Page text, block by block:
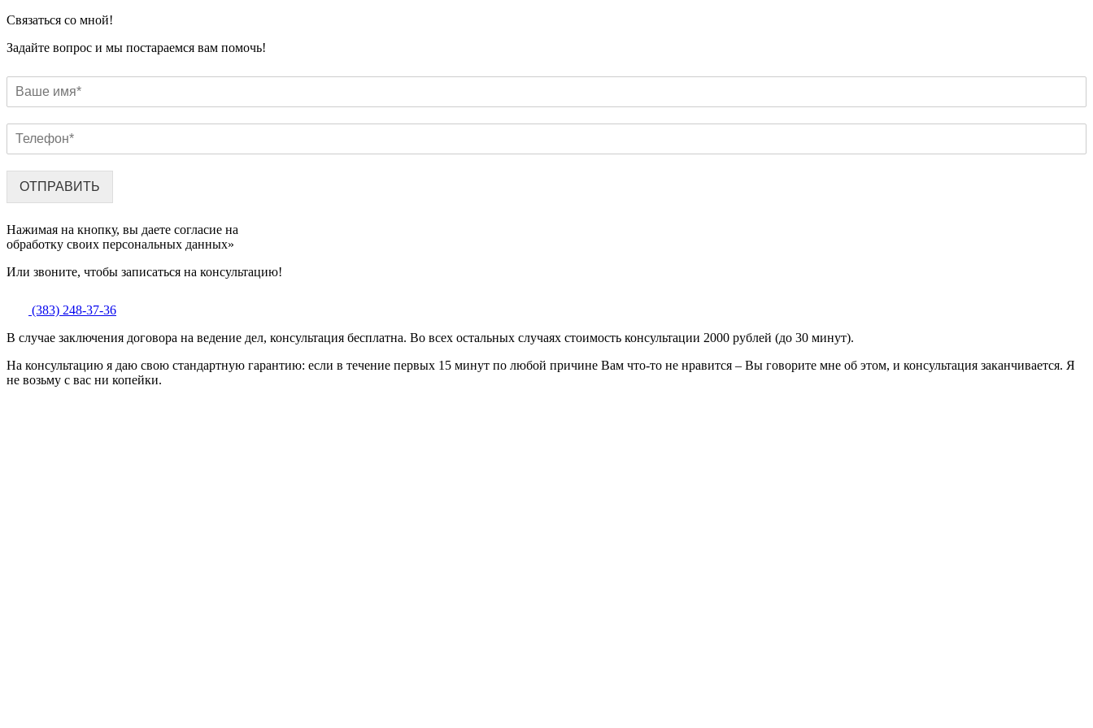
Связаться со мной!
Задайте вопрос и мы постараемся вам помочь!
ОТПРАВИТЬ
Нажимая на кнопку, вы даете согласие на
обработку своих персональных данных»
Или звоните, чтобы записаться на консультацию!
(383) 248-37-36
В случае заключения договора на ведение дел, консультация бесплатна. Во всех остальных случаях стоимость консультации 2000 рублей (до 30 минут).
На консультацию я даю свою стандартную гарантию: если в течение первых 15 минут по любой причине Вам что-то не нравится – Вы говорите мне об этом, и консультация заканчивается. Я
не возьму с вас ни копейки.